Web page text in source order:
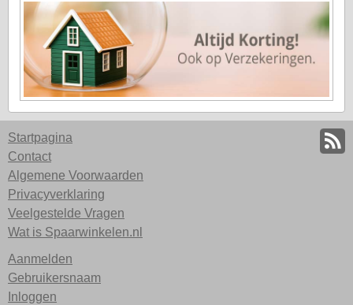
Startpagina
Contact
Algemene Voorwaarden
Privacyverklaring
Veelgestelde Vragen
Wat is Spaarwinkelen.nl
Aanmelden
Gebruikersnaam
Inloggen